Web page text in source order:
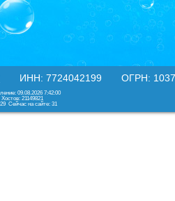
ИНН: 7724042199 ОГРН:
09.08.2026 7:42:00
Хостов: 21149821
Сейчас на сайте: 31